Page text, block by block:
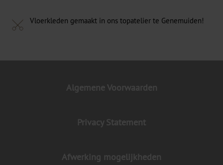
Vloerkleden gemaakt in ons topatelier te Genemuiden!
Algemene Voorwaarden
Privacy Statement
Afwerking mogelijkheden